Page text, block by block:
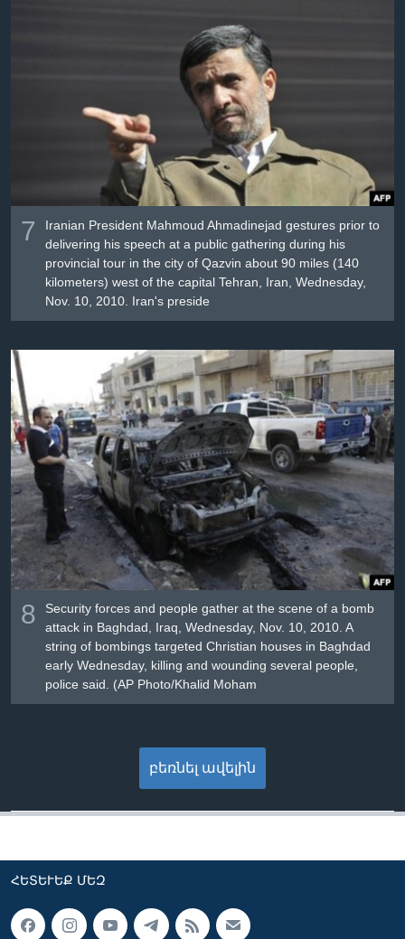
7
Iranian President Mahmoud Ahmadinejad gestures prior to
delivering his speech at a public gathering during his
provincial tour in the city of Qazvin about 90 miles (140
kilometers) west of the capital Tehran, Iran, Wednesday,
Nov. 10, 2010. Iran's preside
8
Security forces and people gather at the scene of a bomb
attack in Baghdad, Iraq, Wednesday, Nov. 10, 2010. A
string of bombings targeted Christian houses in Baghdad
early Wednesday, killing and wounding several people,
police said. (AP Photo/Khalid Moham
բեռնել ավելին
ՀԵՏԵՒԵՔ ՄԵԶ